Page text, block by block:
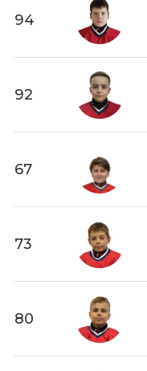
94
92
67
73
80